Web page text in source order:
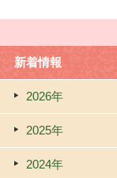
新着情報
2026年
2025年
2024年